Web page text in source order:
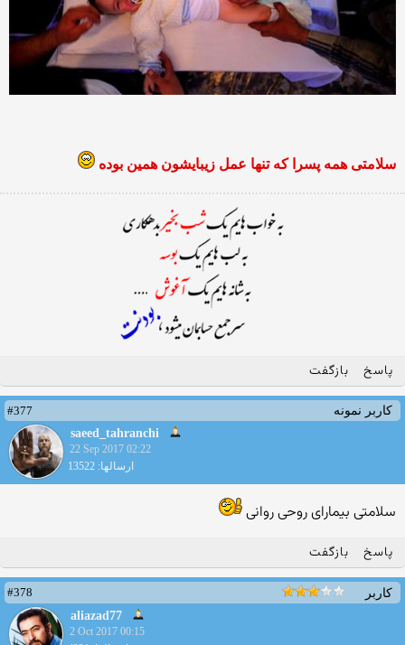
سلامتی همه پسرا که تنها عمل زیبایشون همین بوده
پاسخ بازگفت
کاربر نمونه
#377
saeed_tahranchi
22 Sep 2017 02:22
ارسالها: 13522
سلامتی بیمارای روحی روانی
پاسخ بازگفت
کاربر
#378
aliazad77
2 Oct 2017 00:15